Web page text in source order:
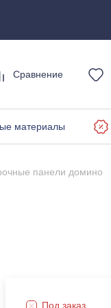
Сравнение
материалы
панели домино
Под заказ